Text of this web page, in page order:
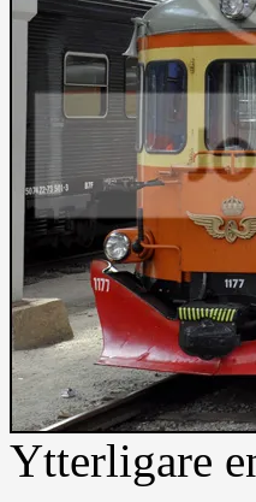
Ytterligare